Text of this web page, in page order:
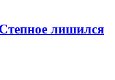
лишился